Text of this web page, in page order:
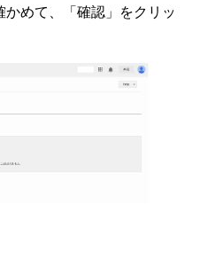
かめて、「確認」をクリッ